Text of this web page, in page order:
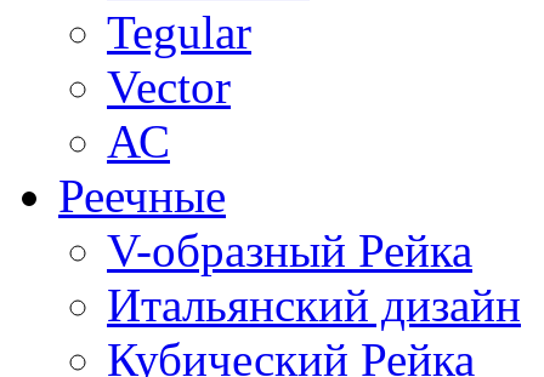
Tegular
Vector
АС
Реечные
V-образный Рейка
Итальянский дизайн
Кубический Рейка